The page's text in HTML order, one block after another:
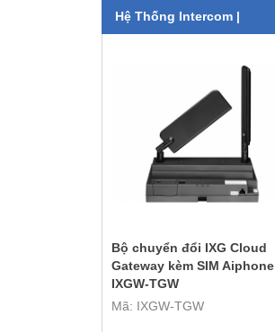
Hệ Thống Intercom |
Bộ chuyển đổi IXG Cloud
Gateway kèm SIM Aiphone
IXGW-TGW
Mã: IXGW-TGW